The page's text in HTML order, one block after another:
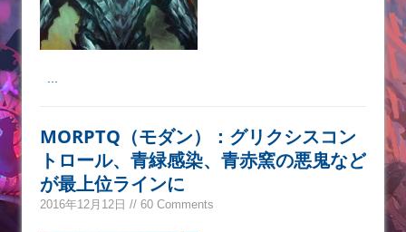
MORPTQ（モダン）：グリクシスコン
トロール、青緑感染、青赤窯の悪鬼など
が最上位ラインに
2016年12月12日 // 60 Comments